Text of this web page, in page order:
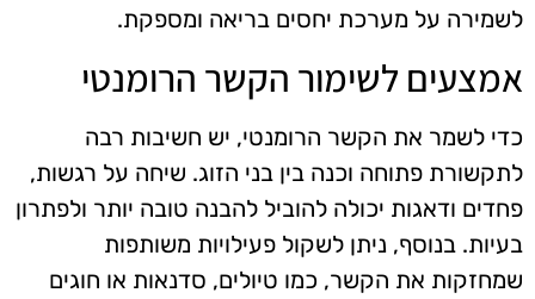
לשמירה על מערכת יחסים בריאה ומספקת.
אמצעים לשימור הקשר הרומנטי
כדי לשמר את הקשר הרומנטי, יש חשיבות רבה
לתקשורת פתוחה וכנה בין בני הזוג. שיחה על רגשות,
פחדים ודאגות יכולה להוביל להבנה טובה יותר ולפתרון
בעיות. בנוסף, ניתן לשקול פעילויות משותפות
שמחזקות את הקשר, כמו טיולים, סדנאות או חוגים